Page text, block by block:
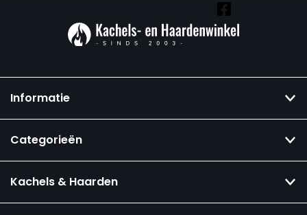
Informatie
Categorieën
Kachels & Haarden